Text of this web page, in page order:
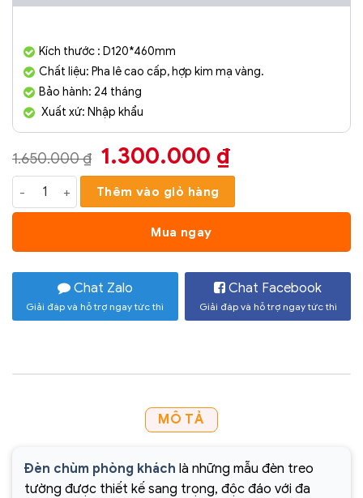
Kích thước : D120*460mm
Chất liệu: Pha lê cao cấp, hợp kim mạ vàng.
Bảo hành: 24 tháng
Xuất xứ: Nhập khẩu
1.650.000₫ Giá
gốc
là:
1.650.000 ₫.
1.300.000 ₫Giá
hiện
tại
1.300.000 ₫.
Đèn Tường Trang Trí Hiện Đại SC085- ĐTHĐ số lượng
Thêm vào giỏ hàng
Mua ngay
Chat Zalo
Giải đáp và hỗ trợ ngay tức thì
Chat Facebook
Giải đáp và hỗ trợ ngay tức thì
MÔ TẢ
Đèn chùm phòng khách là những mẫu đèn treo
tường được thiết kế sang trọng, độc đáo với đa